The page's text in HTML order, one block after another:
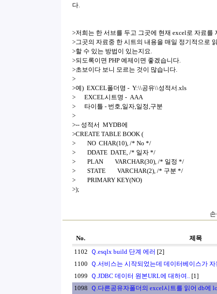
다.
>저희는 한 서브를 두고 그곳에 현재 excel로 자료를
>그곳의 자료중 한 시트의 내용을 매일 정기적으로
>할 수 있는 방법이 있는지요.
>되도록이면 PHP 예제이면 좋겠습니다.
>초보이다 보니 모르는 것이 많습니다.
>
>예) EXCEL폴더명 - Y:\\공유\\성적서.xls
> EXCEL시트명 - AAA
> 타이틀 - 번호,일자,일정,구분
>
>-- 성적서 MYDB에
>CREATE TABLE BOOK (
> NO CHAR(10), /* No */
> DDATE DATE, /* 일자 */
> PLAN VARCHAR(30), /* 일정 */
> STATE VARCHAR(2), /* 구분 */
> PRIMARY KEY(NO)
>);
No.
제목
1102 Ｑ.esqlx build 단계 에러 [2]
1100 Ｑ.서비스는 시작되었는데 데이터베이스가
1099 Ｑ.JDBC 데이터 원본URL에 대하여.. [1]
1098 Ｑ.다른공유자폴더의 excel시트를 읽어 db에